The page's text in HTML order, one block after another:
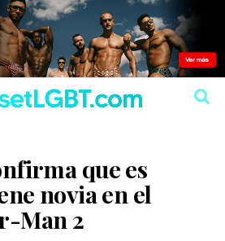
que es
novia en el
Man 2